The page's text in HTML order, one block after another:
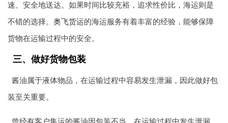
速、安全地送达。如果时间比较充裕，追求性价比，海运则是
不错的选择。 奥飞货运的海运服务有着丰富的经验，能够保障
货物在运输过程中的安全。
三、做好货物包装
酱油属于液体物品，在运输过程中容易发生泄漏，因此做好包
装至关重要。